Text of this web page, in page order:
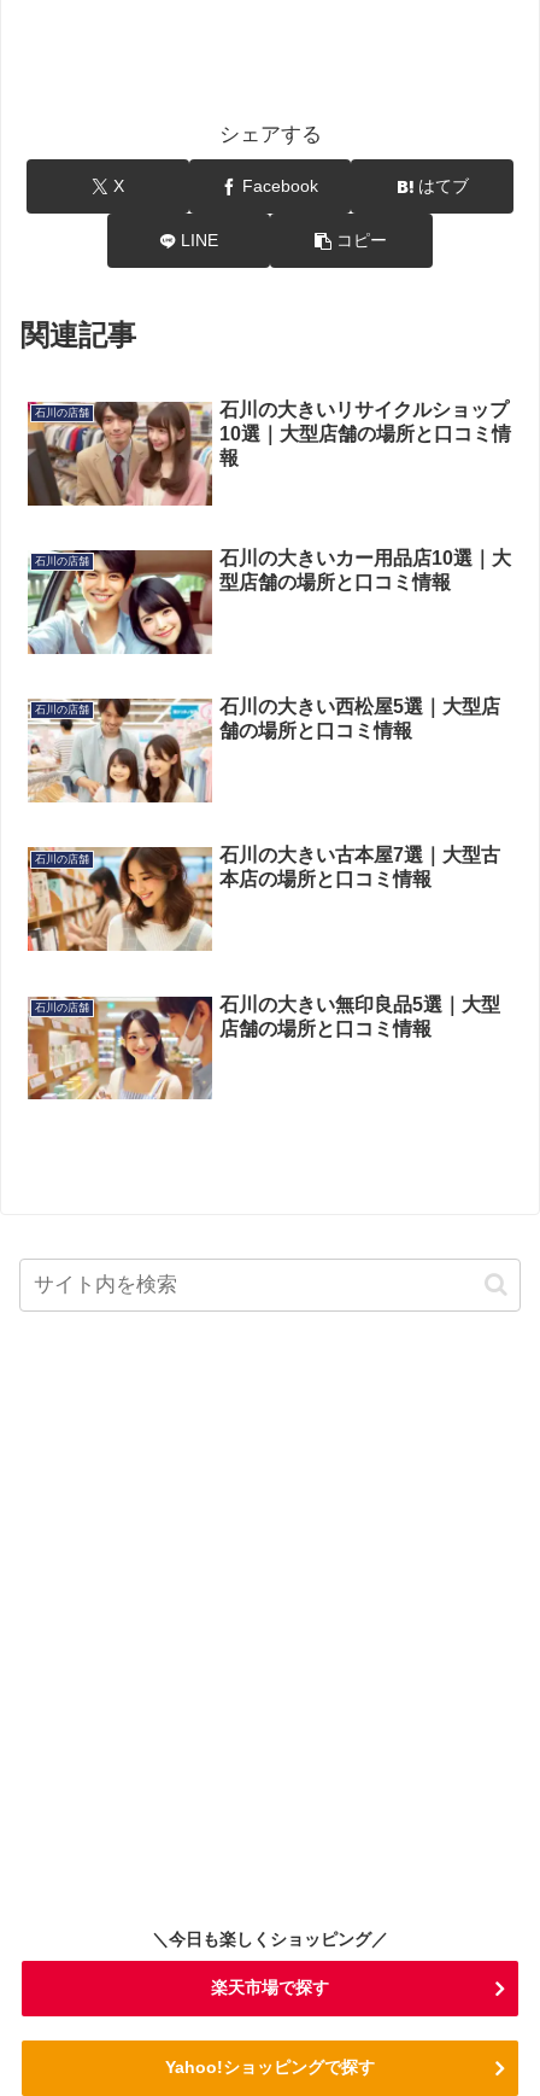
シェアする
X Facebook はてブ
LINE コピー
関連記事
石川の店舗
石川の大きいリサイクルショップ
10選｜大型店舗の場所と口コミ情
報
石川の店舗
石川の大きいカー用品店10選｜大
型店舗の場所と口コミ情報
石川の店舗
石川の大きい西松屋5選｜大型店
舗の場所と口コミ情報
石川の店舗
石川の大きい古本屋7選｜大型古
本店の場所と口コミ情報
石川の店舗
石川の大きい無印良品5選｜大型
店舗の場所と口コミ情報
＼今日も楽しくショッピング／
楽天市場で探す
Yahoo!ショッピングで探す